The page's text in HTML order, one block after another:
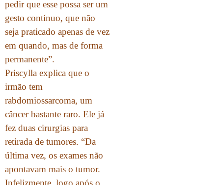
pedir que esse possa ser um
gesto contínuo, que não
seja praticado apenas de vez
em quando, mas de forma
permanente”.
Priscylla explica que o
irmão tem
rabdomiossarcoma, um
câncer bastante raro. Ele já
fez duas cirurgias para
retirada de tumores. “Da
última vez, os exames não
apontavam mais o tumor.
Infelizmente, logo após o